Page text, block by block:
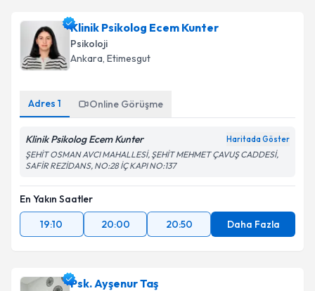
Klinik Psikolog Ecem Kunter
Psikoloji
Ankara, Etimesgut
Adres 1 Online Görüşme
Klinik Psikolog Ecem Kunter Haritada Göster
ŞEHİT OSMAN AVCI MAHALLESİ, ŞEHİT MEHMET ÇAVUŞ CADDESİ,
SAFİR REZİDANS, NO:28 İÇ KAPI NO:137
En Yakın Saatler
19:10
20:00 20:50 Daha Fazla
Psk. Ayşenur Taş